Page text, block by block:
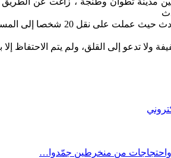
وعلى إثر وقوع الحادث
ولا تدعو إلى القلق، ولم يتم
واحتجاجات من منخرطين جمّدوا…